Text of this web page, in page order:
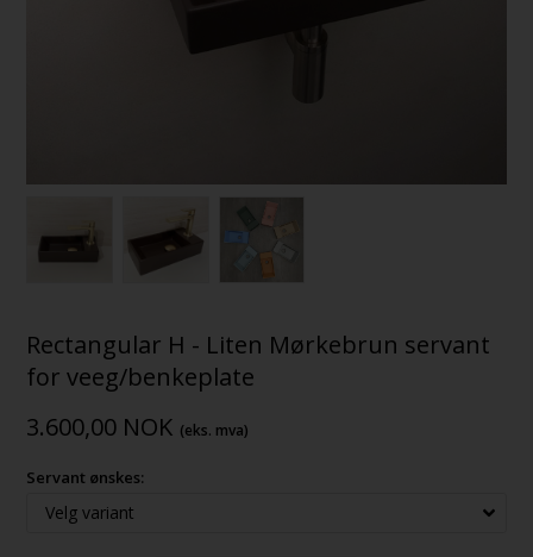
Rectangular H - Liten Mørkebrun servant
for veeg/benkeplate
3.600,00 NOK (eks. mva)
Servant ønskes: